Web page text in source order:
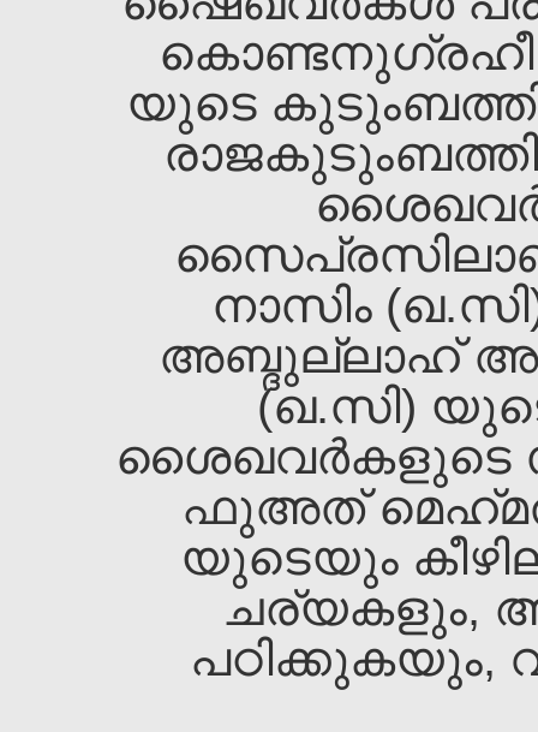
യുടെ
നാസിം
അബ്ദുല്ലാഹ്‌
(ഖ.സി)
ശൈഖവര്‍കളുടെ
ഫുഅത്‌
യുടെയും
ചര്യകളും,